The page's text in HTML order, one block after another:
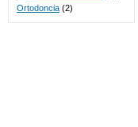
Ortodoncia (2)